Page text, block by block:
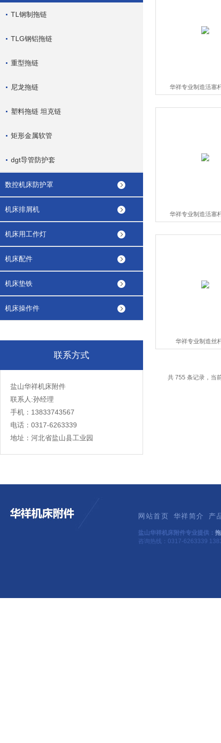
TL钢制拖链
TLG钢铝拖链
重型拖链
尼龙拖链
塑料拖链 坦克链
矩形金属软管
dgt导管防护套
数控机床防护罩
机床排屑机
机床用工作灯
机床配件
机床垫铁
机床操作件
联系方式
盐山华祥机床附件
联系人:孙经理
手机：13833743567
电话：0317-6263339
地址：河北省盐山县工业园
华祥专业制造活塞
华祥专业制造活塞
华祥专业制造丝
共 755 条记录，当
网站首页 华祥简介 产
盐山华祥机床附件专业提供：
咨询热线：0317-6263339